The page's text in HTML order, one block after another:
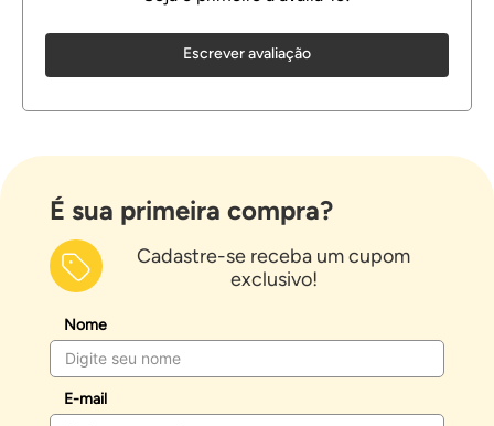
Escrever avaliação
É sua primeira compra?
Cadastre-se receba um cupom
exclusivo!
Nome
E-mail